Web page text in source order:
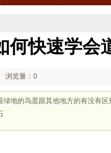
何快速学会
浏览量：0
绿地的鸟蛋跟其他地方的有没有